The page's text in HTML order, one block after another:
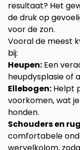
resultaat? Het
de druk op
voor de zon.
Vooral de meest
bij:
Heupen: Een
heupdysplasie of
Ellebogen: Helpt
voorkomen, wat
honden.
Schouders en
comfortabele